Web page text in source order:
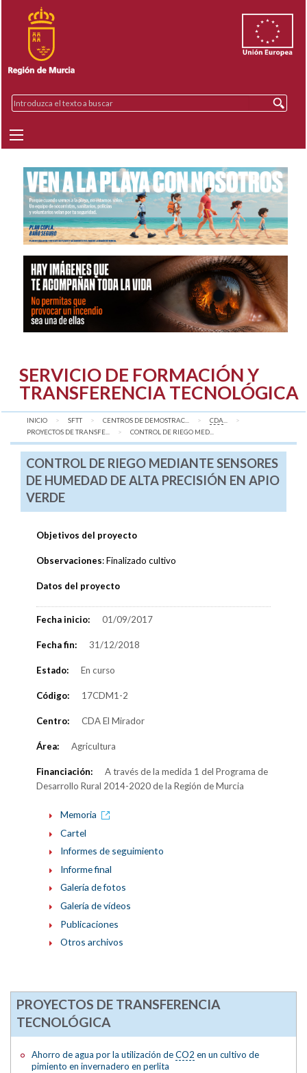
SERVICIO DE FORMACIÓN Y
TRANSFERENCIA TECNOLÓGICA
INICIO SFTT CENTROS DE DEMOSTRAC... CDA
PROYECTOS DE TRANSFE...
AQUÍ:
CONTROL DE RIEGO MED...
CONTROL DE RIEGO MEDIANTE SENSORES
DE HUMEDAD DE ALTA PRECISIÓN EN APIO
VERDE
Objetivos del proyecto
Observaciones: Finalizado cultivo
Datos del proyecto
Fecha inicio: 01/09/2017
Fecha fin: 31/12/2018
Estado: En curso
Código: 17CDM1-2
Centro: CDA El Mirador
Área: Agricultura
Financiación:
A través de la medida 1 del Programa de
Desarrollo Rural 2014-2020 de la Región de Murcia
Memoria
Cartel
Informes de seguimiento
Informe final
Galería de fotos
Galería de vídeos
Publicaciones
Otros archivos
PROYECTOS DE TRANSFERENCIA
TECNOLÓGICA
Ahorro de agua por la utilización deCO2 en un cultivo de
pimiento en invernadero en perlita